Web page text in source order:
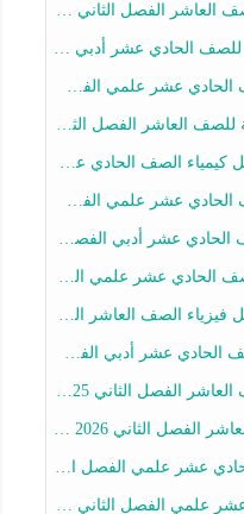
الفصل الثاني 2025-2026
أدبي الفصل الثاني 2025-2026
علمي الفصل الثاني 2025-2026
الفصل الثاني 2025-2026
عشر علمي الفصل الثاني 2025-2026
علمي الفصل الثاني 2025-2026
أدبي الفصل الثاني 2025-2026
علمي الفصل الثاني 2025-2026
العاشر الفصل الثاني 2025-2026
أدبي الفصل الثاني 2025-2026
الفصل الثاني 2025-2026
2026 أ هيثم الليثي
الثاني 2025-2026 أ عمرو فايز
الثاني 2025-2026 أ عمرو فايز